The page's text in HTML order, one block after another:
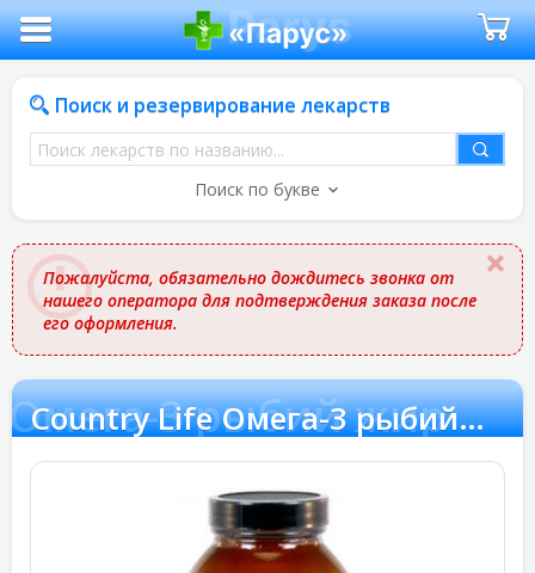
Поиск и резервирование лекарств
Поиск
лекарств
названию
Поиск по букве
Пожалуйста, обязательно дождитесь звонка от
нашего оператора для подтверждения заказа после
его оформления.
Омега-3 рыбий жир Country Life Омега-3 рыбий жир